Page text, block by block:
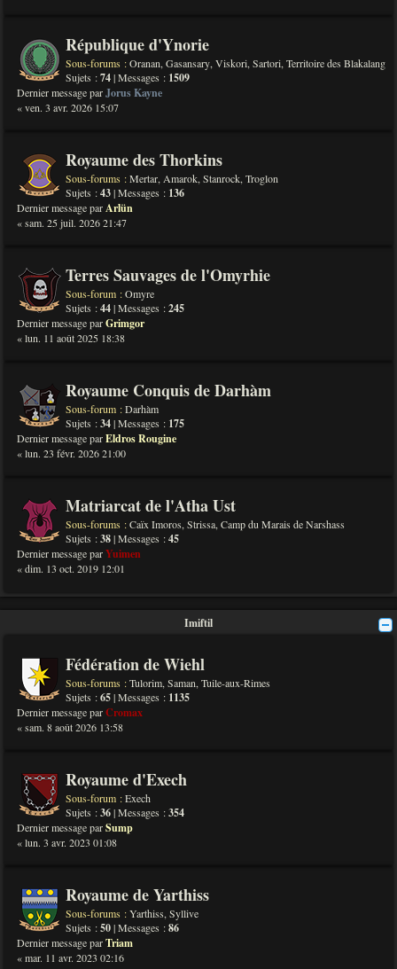
République d'Ynorie
Sous-forums :Oranan, Gasansary, Viskori, Sartori, Territoire des Blakalang
Sujets :74| Messages : 1509
Dernier message parJorus Kayne
« ven. 3 avr. 2026 15:07
Royaume des Thorkins
Sous-forums :Mertar, Amarok, Stanrock, Troglon
Sujets :43| Messages : 136
Dernier message parArlün
« sam. 25 juil. 2026 21:47
Terres Sauvages de l'Omyrhie
Sous-forum :Omyre
Sujets :44| Messages :245
Dernier message parGrimgor
« lun. 11 août 2025 18:38
Royaume Conquis de Darhàm
Sous-forum :Darhàm
Sujets :34| Messages : 175
Dernier message parEldros Rougine
« lun. 23 févr. 2026 21:00
Matriarcat de l'Atha Ust
Sous-forums :Caïx Imoros, Strissa, Camp du Marais de Narshass
Sujets :38| Messages :45
Dernier message parYuimen
« dim. 13 oct. 2019 12:01
Imiftil
Fédération de Wiehl
Sous-forums :Tulorim, Saman, Tuile-aux-Rimes
Sujets :65| Messages : 1135
Dernier message parCromax
« sam. 8 août 2026 13:58
Royaume d'Exech
Sous-forum :Exech
Sujets :36| Messages :354
Dernier message parSump
« lun. 3 avr. 2023 01:08
Royaume de Yarthiss
Sous-forums :Yarthiss, Syllive
Sujets :50| Messages :86
Dernier message parTriam
« mar. 11 avr. 2023 02:16